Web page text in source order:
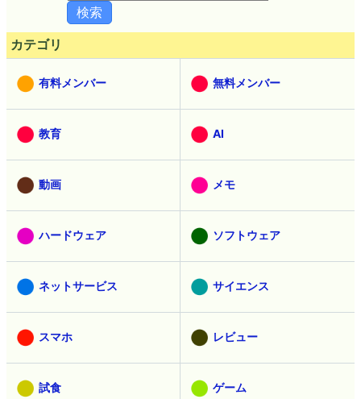
カテゴリ
有料メンバー 無料メンバー
教育 AI
動画 メモ
ハードウェア ソフトウェア
ネットサービス サイエンス
スマホ レビュー
試食 ゲーム